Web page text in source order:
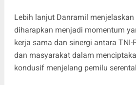
Lebih lanjut Danramil menjelaskan
diharapkan menjadi momentum
kerja sama dan sinergi antara TNI-
dan masyarakat dalam
kondusif menjelang pemilu